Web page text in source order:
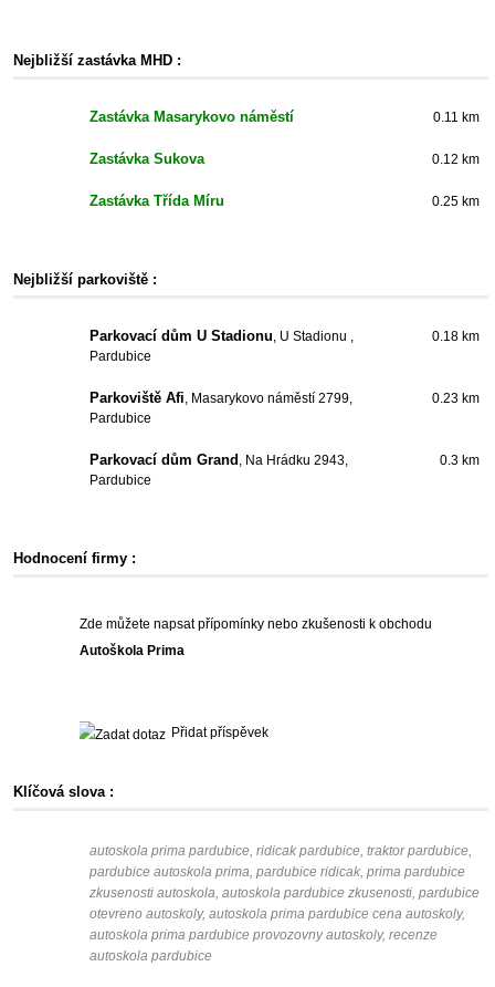
Nejbližší zastávka MHD :
Zastávka Masarykovo náměstí 0.11 km
Zastávka Sukova 0.12 km
Zastávka Třída Míru 0.25 km
Nejbližší parkoviště :
Parkovací dům U Stadionu, U Stadionu ,
Pardubice
0.18 km
Parkoviště Afi, Masarykovo náměstí 2799,
Pardubice
0.23 km
Parkovací dům Grand , Na Hrádku 2943,
Pardubice
0.3 km
Hodnocení firmy :
Zde můžete napsat přípomínky nebo zkušenosti k obchodu
Autoškola Prima
Přidat příspěvek
Klíčová slova :
autoskola prima pardubice, ridicak pardubice, traktor pardubice,
pardubice autoskola prima, pardubice ridicak, prima pardubice
zkusenosti autoskola, autoskola pardubice zkusenosti, pardubice
otevreno autoskoly, autoskola prima pardubice cena autoskoly,
autoskola prima pardubice provozovny autoskoly, recenze
autoskola pardubice